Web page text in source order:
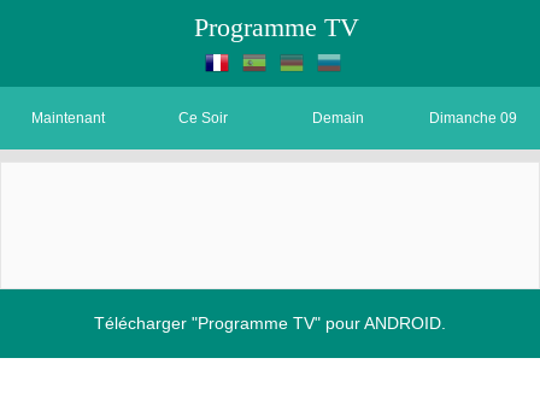
Programme TV
Maintenant Ce Soir Demain Dimanche 09
Télécharger "Programme TV" pour ANDROID.